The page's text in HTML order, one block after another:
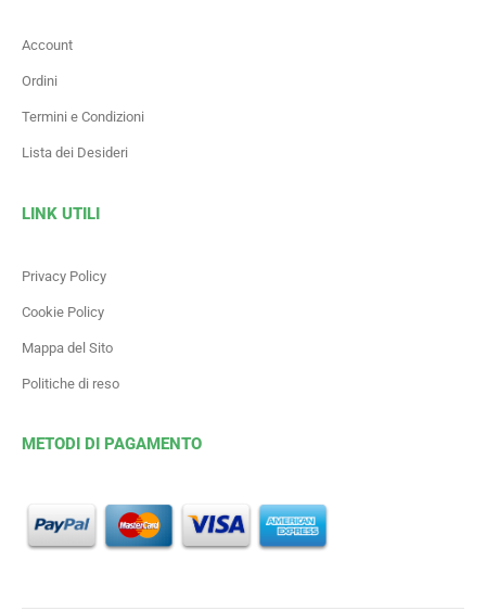
Account
Ordini
Termini e Condizioni
Lista dei Desideri
LINK UTILI
Privacy Policy
Cookie Policy
Mappa del Sito
Politiche di reso
METODI DI PAGAMENTO